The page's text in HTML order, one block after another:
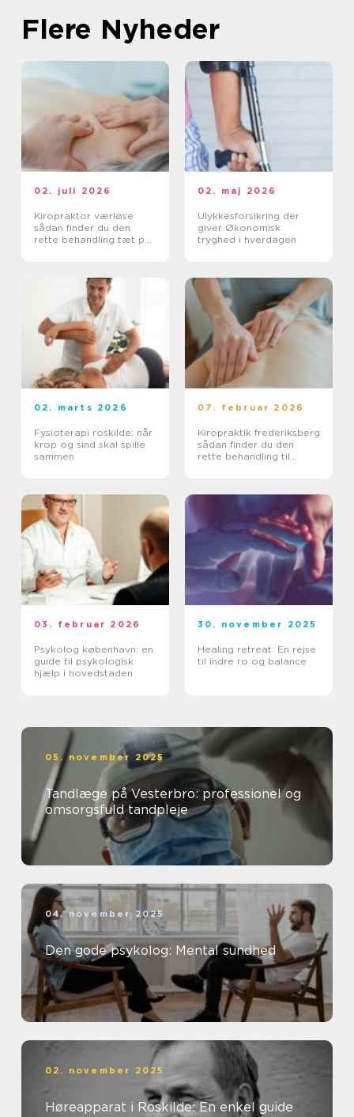
Flere Nyheder
02. juli 2026
Kiropraktor værløse
sådan finder du den
rette behandling tæt på
02. maj 2026
Ulykkesforsikring der
giver Økonomisk
tryghed i hverdagen
02. marts 2026
Fysioterapi roskilde: når
krop og sind skal spille
sammen
07. februar 2026
Kiropraktik frederiksberg
sådan finder du den
rette behandling til
03. februar 2026
Psykolog københavn: en
guide til psykologisk
hjælp i hovedstaden
30. november 2025
Healing retreat: En rejse
til indre ro og balance
05. november 2025
Tandlæge på Vesterbro: professionel og
omsorgsfuld tandpleje
04. november 2025
Den gode psykolog: Mental sundhed
02. november 2025
Høreapparat i Roskilde: En enkel guide